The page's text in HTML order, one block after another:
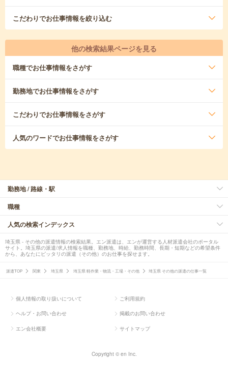
こだわりでお仕事情報を絞り込む
他の検索結果ページを見る
職種でお仕事情報をさがす
勤務地でお仕事情報をさがす
こだわりでお仕事情報をさがす
人気のワードでお仕事情報をさがす
勤務地 / 路線・駅
職種
人気の検索インデックス
埼玉県 - その他の派遣情報の検索結果。エン派遣は、エンが運営する人材派遣会社のポータル
サイト。埼玉県の派遣/求人情報を職種、勤務地、時給、勤務時間、長期・短期などの希望条件
から、あなたにピッタリの派遣（その他）のお仕事を探せます。
派遣TOP 関東 埼玉県 埼玉県 軽作業・物流・工場・その他 埼玉県 その他の派遣の仕事一覧
個人情報の取り扱いについて ご利用規約
ヘルプ・お問い合わせ 掲載のお問い合わせ
エン会社概要 サイトマップ
Copyright © en Inc.